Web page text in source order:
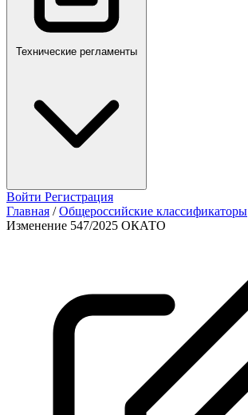
Технические регламенты
Войти Регистрация
Главная / Общероссийские классификаторы
Изменение 547/2025 ОКАТО